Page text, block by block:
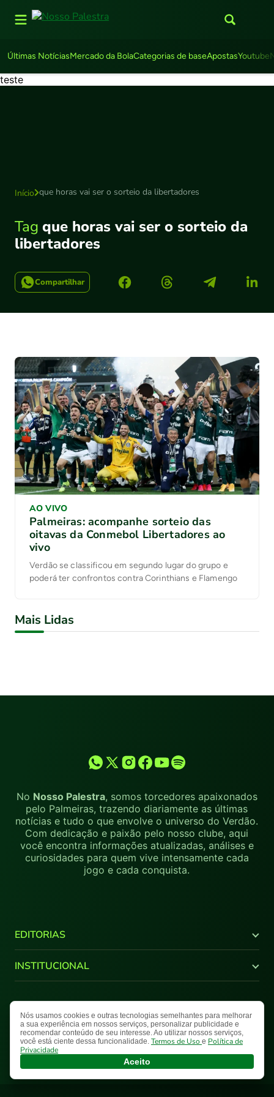
Últimas NotíciasMercado da BolaCategorias de baseApostasYoutube
teste
Início que horas vai ser o sorteio da libertadores
Tag que horas vai ser o sorteio da
libertadores
Compartilhar
AO VIVO
Palmeiras: acompanhe sorteio das
oitavas da Conmebol Libertadores ao
vivo
Verdão se classificou em segundo lugar do grupo e
poderá ter confrontos contra Corinthians e Flamengo
Mais Lidas
No Nosso Palestra, somos torcedores apaixonados
pelo Palmeiras, trazendo diariamente as últimas
notícias e tudo o que envolve o universo do Verdão.
Com dedicação e paixão pelo nosso clube, aqui
você encontra informações atualizadas, análises e
curiosidades para quem vive intensamente cada
jogo e cada conquista.
EDITORIAS
Últimas Notícias
Brasileirão
Libertadores
Supercopa do Brasil
Paulistão
NPlay
Galeria
Entrevista
INSTITUCIONAL
Quem Somos
Comercial
Fale Conosco
Nosso Palestra © 2026 Todos os direitos reservados.
Termos de UsoPolítica de PrivacidadeMapa do Site
Nós usamos cookies e outras tecnologias semelhantes para melhorar
a sua experiência em nossos serviços, personalizar publicidade e
recomendar conteúdo de seu interesse. Ao utilizar nossos serviços,
você está ciente dessa funcionalidade. Termos de Uso e Política de
Privacidade
Aceito